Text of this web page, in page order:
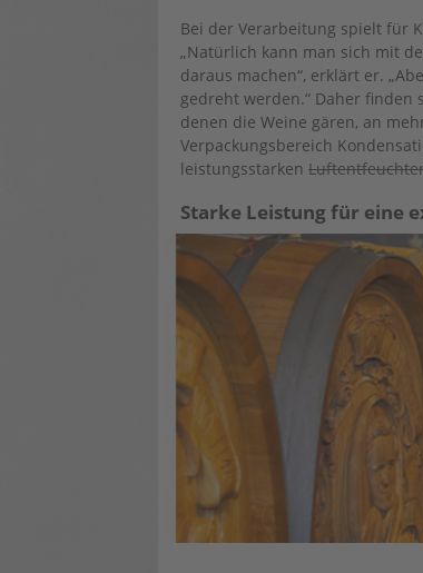
Bei der Verarbeitung spielt für
„Natürlich kann man sich mit
daraus machen“, erklärt er.
gedreht werden.“ Daher
denen die Weine gären, an
Verpackungsbereich
leistungsstarken
Starke Leistung für eine